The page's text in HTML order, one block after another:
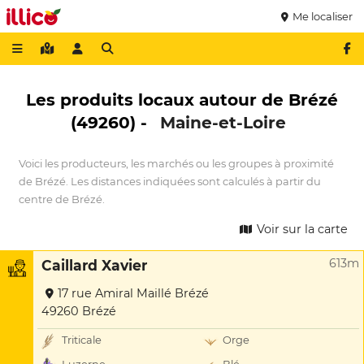
Me localiser
Les produits locaux autour de Brézé
(49260) -
Maine-et-Loire
Voici les producteurs, les marchés ou les groupes à proximité
de Brézé. Les distances indiquées sont calculés à partir du
centre de Brézé.
Voir sur la carte
Caillard Xavier 613m
17 rue Amiral Maillé Brézé
49260 Brézé
Triticale
Orge